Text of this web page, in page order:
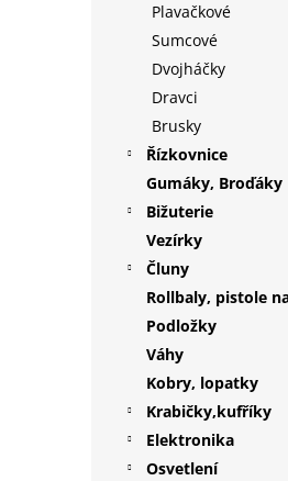
Plavačkové
Sumcové
Dvojháčky
Dravci
Brusky
Řízkovnice
Gumáky, Broďáky
Bižuterie
Vezírky
Čluny
Rollbaly, pistole
Podložky
Váhy
Kobry, lopatky
Krabičky,kufříky
Elektronika
Osvetlení